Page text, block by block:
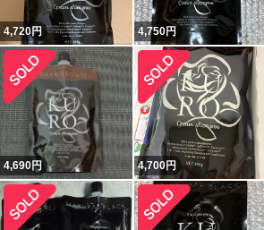
4,720円 4,750円
4,690円 4,700円